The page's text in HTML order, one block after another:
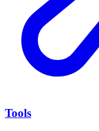
Tools